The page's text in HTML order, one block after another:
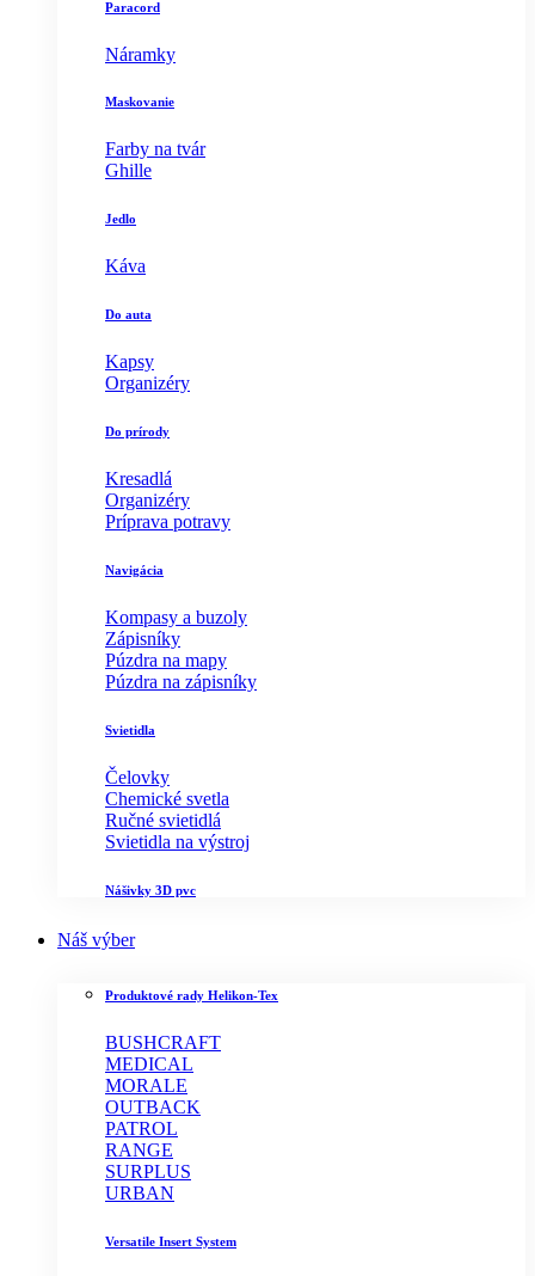
Paracord
Náramky
Maskovanie
Farby na tvár
Ghille
Jedlo
Káva
Do auta
Kapsy
Organizéry
Do prírody
Kresadlá
Organizéry
Príprava potravy
Navigácia
Kompasy a buzoly
Zápisníky
Púzdra na mapy
Púzdra na zápisníky
Svietidla
Čelovky
Chemické svetla
Ručné svietidlá
Svietidla na výstroj
Nášivky 3D pvc
Náš výber
Produktové rady Helikon-Tex
BUSHCRAFT
MEDICAL
MORALE
OUTBACK
PATROL
RANGE
SURPLUS
URBAN
Versatile Insert System